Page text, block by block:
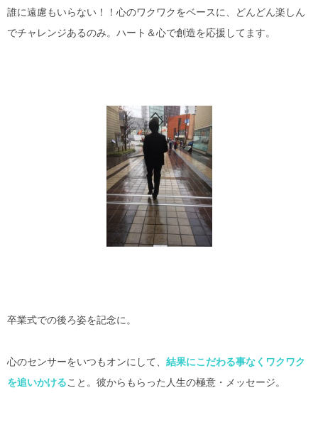
誰に遠慮もいらない！！心のワクワクをベースに、どんどん楽しん
でチャレンジあるのみ。ハート＆心で創造を応援してます。
卒業式での後ろ姿を記念に。
心のセンサーをいつもオンにして、 結果にこだわる事なくワクワク
を追いかけること。彼からもらった人生の極意・メッセージ。